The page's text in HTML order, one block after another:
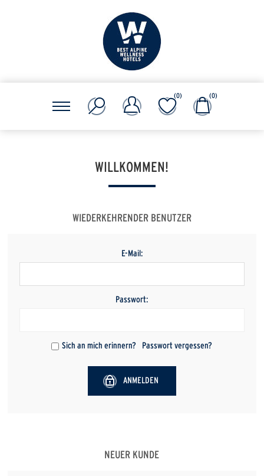
(0) (0)
WILLKOMMEN!
WIEDERKEHRENDER BENUTZER
E-Mail:
Passwort:
Sich an mich erinnern? Passwort vergessen?
ANMELDEN
NEUER KUNDE